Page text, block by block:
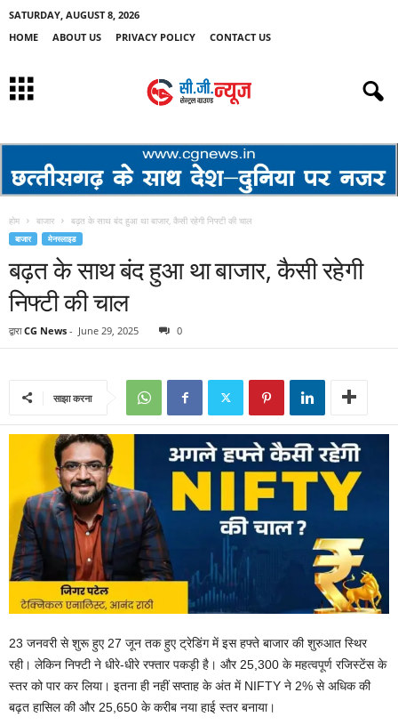
SATURDAY, AUGUST 8, 2026
HOME
ABOUT US PRIVACY POLICY CONTACT US
होम बाजार बढ़त के साथ बंद हुआ था बाजार, कैसी रहेगी निफ्टी की चाल
बाजार मेनस्लाइड
बढ़त के साथ बंद हुआ था बाजार, कैसी रहेगी
निफ्टी की चाल
द्वारा CG News - June 29, 2025 0
साझा करना
23 जनवरी से शुरू हुए 27 जून तक हुए ट्रेडिंग में इस हफ्ते बाजार की शुरुआत स्थिर
रही। लेकिन निफ्टी ने धीरे-धीरे रफ्तार पकड़ी है। और 25,300 के महत्वपूर्ण रजिस्टेंस के
स्तर को पार कर लिया। इतना ही नहीं सप्ताह के अंत में NIFTY ने 2% से अधिक की
बढ़त हासिल की और 25,650 के करीब नया हाई स्तर बनाया।